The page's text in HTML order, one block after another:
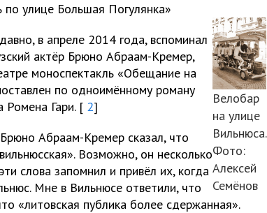
улице Большая Погулянка»
Велобар
на улице
Вильнюса.
Фото:
Алексей
Семёнов
в апреле 2014 года, вспоминал
актёр Брюно Абраам-Кремер,
моноспектакль «Обещание на
по одноимённому роману
Гари. [ 2]
Абраам-Кремер сказал, что
Возможно, он несколько
слова запомнил и привёл их, когда
Мне в Вильнюсе ответили, что
«литовская публика более сдержанная».